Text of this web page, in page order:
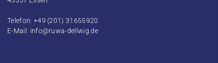
Telefon: +49 (201) 31655920
E-Mail: info@ruwa-dellwig.de